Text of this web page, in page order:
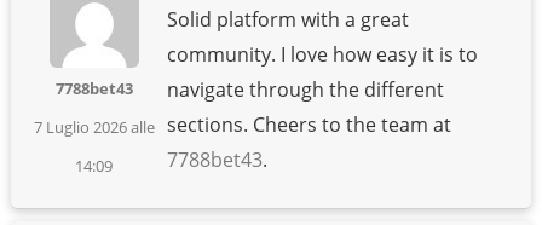
7788bet43
7 Luglio 2026 alle
14:09
Solid platform with a great
community. I love how easy it is to
navigate through the different
sections. Cheers to the team at
7788bet43.